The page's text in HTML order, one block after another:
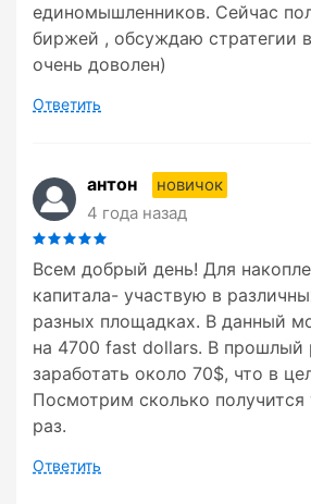
единомышленников. Сейчас
биржей , обсуждаю стратегии
очень доволен)
Ответить
антон
новичок
4 года назад
Всем добрый день! Для
капитала- участвую в
разных площадках. В данный
на 4700 fast dollars. В прошлый
заработать около 70$, что в
Посмотрим сколько получится
раз.
Ответить